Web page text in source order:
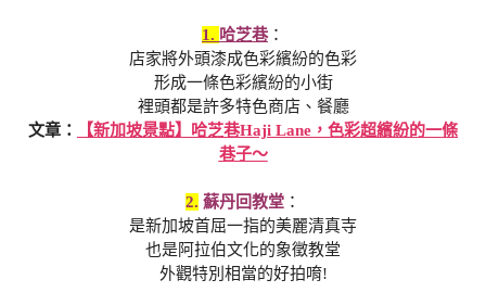
1. 哈芝巷：
店家將外頭漆成色彩繽紛的色彩
形成一條色彩繽紛的小街
裡頭都是許多特色商店、餐廳
文章：
【新加坡景點】哈芝巷Haji Lane，色彩超繽紛的一條
巷子～
2. 蘇丹回教堂 ：
是新加坡首屈一指的美麗清真寺
也是阿拉伯文化的象徵教堂
外觀特別相當的好拍唷!